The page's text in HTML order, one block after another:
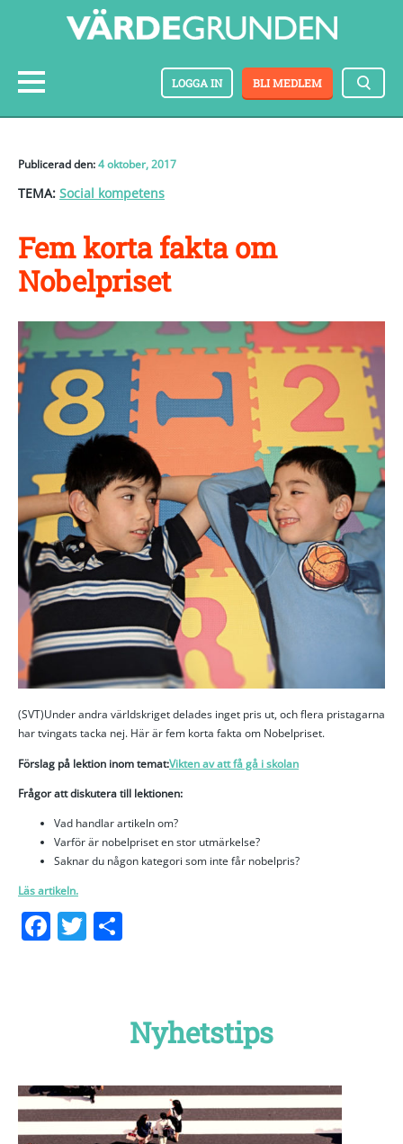
BLI MEDLEM
LOGGA IN
Publicerad den:4 oktober, 2017
TEMA: Social kompetens
Fem korta fakta om
Nobelpriset
(SVT)Under andra världskriget delades inget pris ut, och flera pristagarna
har tvingats tacka nej. Här är fem korta fakta om Nobelpriset.
Förslag på lektion inom temat:Vikten av att få gå i skolan
Frågor att diskutera till lektionen:
Vad handlar artikeln om?
Varför är nobelpriset en stor utmärkelse?
Saknar du någon kategori som inte får nobelpris?
Läs artikeln.
Facebook
Twitter
Nyhetstips